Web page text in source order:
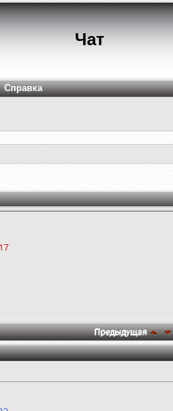
Чат
Справка
Предыдущая